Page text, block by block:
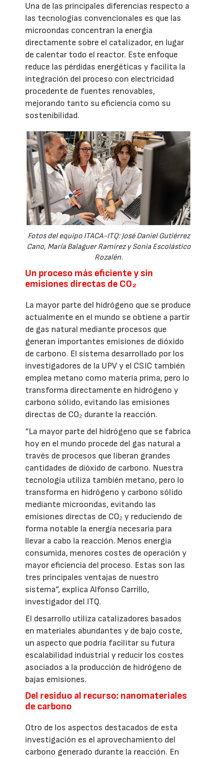
Una de las principales diferencias respecto a
las tecnologías convencionales es que las
microondas concentran la energía
directamente sobre el catalizador, en lugar
de calentar todo el reactor. Este enfoque
reduce las pérdidas energéticas y facilita la
integración del proceso con electricidad
procedente de fuentes renovables,
mejorando tanto su eficiencia como su
sostenibilidad.
Fotos del equipo ITACA-ITQ: José Daniel Gutiérrez
Cano, María Balaguer Ramirez y Sonia Escolástico
Rozalén.
Un proceso más eficiente y sin
emisiones directas de CO₂
La mayor parte del hidrógeno que se produce
actualmente en el mundo se obtiene a partir
de gas natural mediante procesos que
generan importantes emisiones de dióxido
de carbono. El sistema desarrollado por los
investigadores de la UPV y el CSIC también
emplea metano como materia prima, pero lo
transforma directamente en hidrógeno y
carbono sólido, evitando las emisiones
directas de CO₂ durante la reacción.
“La mayor parte del hidrógeno que se fabrica
hoy en el mundo procede del gas natural a
través de procesos que liberan grandes
cantidades de dióxido de carbono. Nuestra
tecnología utiliza también metano, pero lo
transforma en hidrógeno y carbono sólido
mediante microondas, evitando las
emisiones directas de CO₂ y reduciendo de
forma notable la energía necesaria para
llevar a cabo la reacción. Menos energía
consumida, menores costes de operación y
mayor eficiencia del proceso. Estas son las
tres principales ventajas de nuestro
sistema”, explica Alfonso Carrillo,
investigador del ITQ.
El desarrollo utiliza catalizadores basados
en materiales abundantes y de bajo coste,
un aspecto que podría facilitar su futura
escalabilidad industrial y reducir los costes
asociados a la producción de hidrógeno de
bajas emisiones.
Del residuo al recurso: nanomateriales
de carbono
Otro de los aspectos destacados de esta
investigación es el aprovechamiento del
carbono generado durante la reacción. En